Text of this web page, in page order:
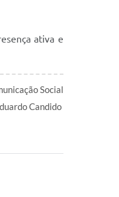
ativa e
Social
Candido